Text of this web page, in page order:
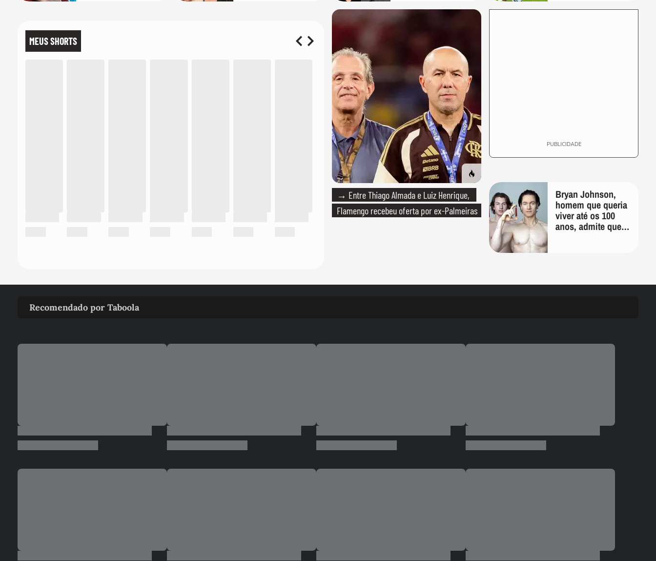
→ Entre Thiago Almada e Luiz Henrique,
Flamengo recebeu oferta por ex-Palmeiras
durante cinco
anos, fui de
MEUS SHORTS
PUBLICIDADE
Bryan Johnson,
homem que queria
viver até os 100
anos, admite que
Recomendado por Taboola